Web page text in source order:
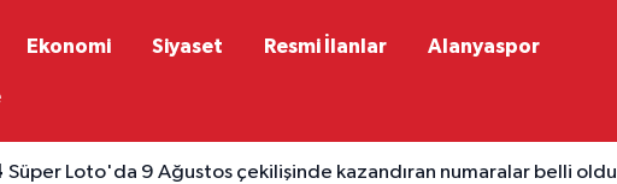
Ekonomi Siyaset Resmi İlanlar Alanyaspor
Süper Loto'da 9 Ağustos çekilişinde kazandıran numaralar belli oldu